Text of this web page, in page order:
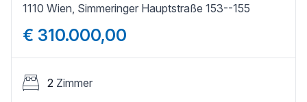
1110 Wien, Simmeringer Hauptstraße 153--155
€ 310.000,00
2 Zimmer